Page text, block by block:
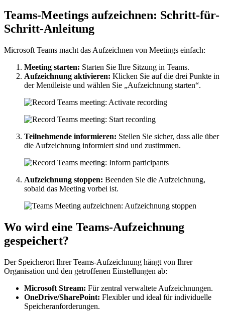
Teams-Meetings aufzeichnen: Schritt-für-
Schritt-Anleitung
Microsoft Teams macht das Aufzeichnen von Meetings einfach:
Meeting starten: Starten Sie Ihre Sitzung in Teams.
Aufzeichnung aktivieren: Klicken Sie auf die drei Punkte in
der Menüleiste und wählen Sie „Aufzeichnung starten“.
Teilnehmende informieren: Stellen Sie sicher, dass alle über
die Aufzeichnung informiert sind und zustimmen.
Aufzeichnung stoppen: Beenden Sie die Aufzeichnung,
sobald das Meeting vorbei ist.
Wo wird eine Teams-Aufzeichnung
gespeichert?
Der Speicherort Ihrer Teams-Aufzeichnung hängt von Ihrer
Organisation und den getroffenen Einstellungen ab:
Microsoft Stream: Für zentral verwaltete Aufzeichnungen.
OneDrive/SharePoint: Flexibler und ideal für individuelle
Speicheranforderungen.